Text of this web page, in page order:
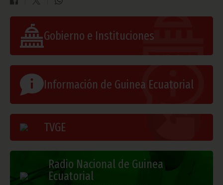
Gobierno e Instituciones
Información de Guinea Ecuatorial
TVGE
Radio Nacional de Guinea
Ecuatorial